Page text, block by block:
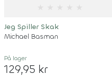
Jeg Spiller Skak
Michael Basman
På lager
129,95 kr